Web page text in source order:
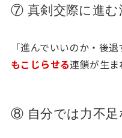
⑦ 真剣交際に進む
「進んでいいのか・後
もこじらせる連鎖が生ま
⑧ 自分では力不足